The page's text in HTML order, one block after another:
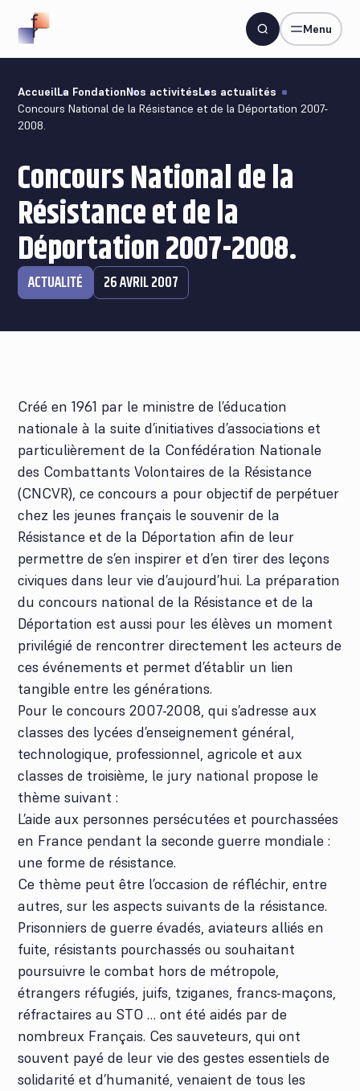
Menu
AccueilLa FondationNos activitésLes actualités
Concours National de la Résistance et de la Déportation 2007-
2008.
Concours National de la
Résistance et de la
Déportation 2007-2008.
ACTUALITÉ 26 AVRIL 2007
Créé en 1961 par le ministre de l’éducation
nationale à la suite d’initiatives d’associations et
particulièrement de la Confédération Nationale
des Combattants Volontaires de la Résistance
(CNCVR), ce concours a pour objectif de perpétuer
chez les jeunes français le souvenir de la
Résistance et de la Déportation afin de leur
permettre de s’en inspirer et d’en tirer des leçons
civiques dans leur vie d’aujourd’hui. La préparation
du concours national de la Résistance et de la
Déportation est aussi pour les élèves un moment
privilégié de rencontrer directement les acteurs de
ces événements et permet d’établir un lien
tangible entre les générations.
Pour le concours 2007-2008, qui s’adresse aux
classes des lycées d’enseignement général,
technologique, professionnel, agricole et aux
classes de troisième, le jury national propose le
thème suivant :
L’aide aux personnes persécutées et pourchassées
en France pendant la seconde guerre mondiale :
une forme de résistance.
Ce thème peut être l’occasion de réfléchir, entre
autres, sur les aspects suivants de la résistance.
Prisonniers de guerre évadés, aviateurs alliés en
fuite, résistants pourchassés ou souhaitant
poursuivre le combat hors de métropole,
étrangers réfugiés, juifs, tziganes, francs-maçons,
réfractaires au STO … ont été aidés par de
nombreux Français. Ces sauveteurs, qui ont
souvent payé de leur vie des gestes essentiels de
solidarité et d’humanité, venaient de tous les